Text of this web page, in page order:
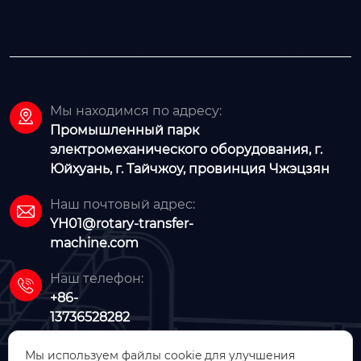

Мы находимся по адресу:
Промышленный парк
электромеханического оборудования, г.
Юйхуань, г. Тайчжоу, провинция Чжэцзян

Наш почтовый адрес:
YH01@rotary-transfer-
machine.com

Наш телефон:
+86-
13736528282
Мы используем файлы cookie для улучшения